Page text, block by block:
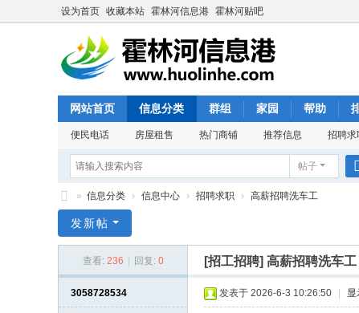
设为首页 收藏本站 霍林河信息港 霍林河贴吧
网站首页 信息分类 群组 家园 帮助
便民电话 房屋租售 热门商铺 推荐信息 招聘求
帖子
林
» 信息分类 › 信息中心 › 招聘求职 › 高薪招聘洗车工
发新帖
查看: 236 回复: 0 [招工招聘] 高薪招聘洗车工
3058728534 发表于 2026-6-3 10:26:50 显